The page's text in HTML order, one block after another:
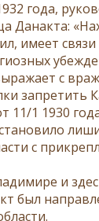
года,
имеет
с
11/1 1930
с
и
был